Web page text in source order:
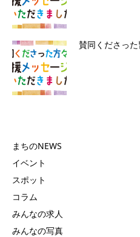
賛同くださっ
まちのNEWS
イベント
スポット
コラム
みんなの求人
みんなの写真